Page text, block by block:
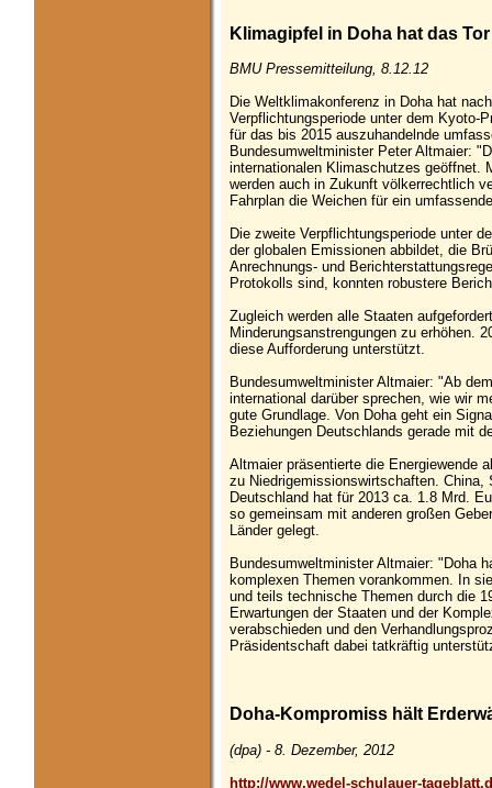
Klimagipfel in Doha hat das
BMU Pressemitteilung, 8.12.12
Die Weltklimakonferenz in Doha hat
Verpflichtungsperiode unter dem Kyoto-
für das bis 2015 auszuhandelnde
Bundesumweltminister Peter Altmaier:
internationalen Klimaschutzes geöffnet.
werden auch in Zukunft völkerrechtlich
Fahrplan die Weichen für ein
Die zweite Verpflichtungsperiode unter
der globalen Emissionen abbildet, die
Anrechnungs- und
Protokolls sind, konnten robustere
Zugleich werden alle Staaten
Minderungsanstrengungen zu erhöhen.
diese Aufforderung unterstützt.
Bundesumweltminister Altmaier: "Ab
international darüber sprechen, wie wir
gute Grundlage. Von Doha geht ein
Beziehungen Deutschlands gerade mit
Altmaier präsentierte die Energiewende
zu Niedrigemissionswirtschaften.
Deutschland hat für 2013 ca. 1.8 Mrd.
so gemeinsam mit anderen großen
Länder gelegt.
Bundesumweltminister Altmaier: "Doha
komplexen Themen vorankommen. In
und teils technische Themen durch die
Erwartungen der Staaten und der
verabschieden und den
Präsidentschaft dabei tatkräftig
Doha-Kompromiss hält
(dpa) - 8. Dezember, 2012
http://www.wedel-schulauer-